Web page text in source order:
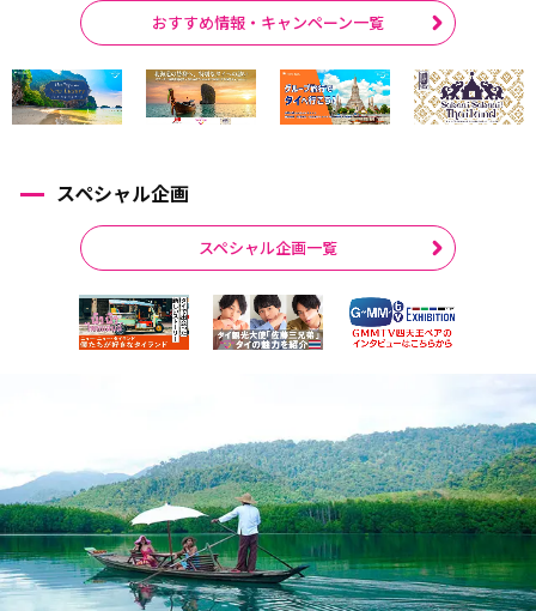
おすすめ情報・キャンペーン一覧
スペシャル企画
スペシャル企画一覧